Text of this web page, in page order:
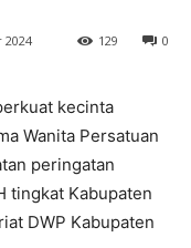
2024 0
129
kecinta
Wanita Persatuan
peringatan
tingkat Kabupaten
DWP Kabupaten